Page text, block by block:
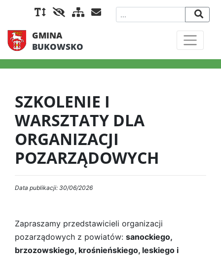
GMINA
BUKOWSKO
SZKOLENIE I
WARSZTATY DLA
ORGANIZACJI
POZARZĄDOWYCH
Data publikacji: 30/06/2026
Zapraszamy przedstawicieli organizacji
pozarządowych z powiatów: sanockiego,
brzozowskiego, krośnieńskiego, leskiego i